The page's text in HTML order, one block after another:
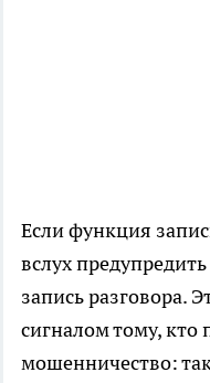
Если функция
вслух
запись разговора.
сигналом тому, кто
мошенничество: